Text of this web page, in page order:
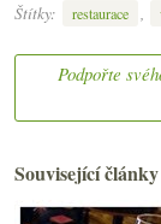
Štítky:
restaurace ,
Podpořte
Související články